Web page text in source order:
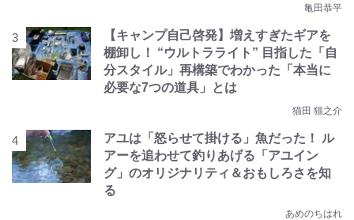
亀田恭平
【キャンプ自己啓発】増えすぎたギアを
棚卸し！ “ウルトラライト” 目指した「自
分スタイル」再構築でわかった「本当に
必要な7つの道具」とは
猫田 猫之介
アユは「怒らせて掛ける」魚だった！ ル
アーを追わせて釣りあげる「アユイン
グ」のオリジナリティ＆おもしろさを知
る
あめのちはれ